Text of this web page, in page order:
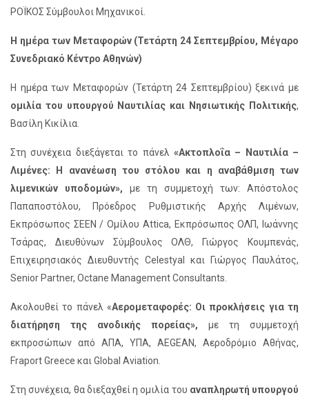
ΡΟΪΚΟΣ Σύμβουλοι Μηχανικοί.
Η ημέρα των Μεταφορών (Τετάρτη 24 Σεπτεμβρίου, Μέγαρο
Συνεδριακό Κέντρο Αθηνών)
Η ημέρα των Μεταφορών (Τετάρτη 24 Σεπτεμβρίου) ξεκινά με
ομιλία του υπουργού Ναυτιλίας και Νησιωτικής Πολιτικής,
Βασίλη Κικίλια.
Στη συνέχεια διεξάγεται το πάνελ «Ακτοπλοΐα – Ναυτιλία –
Λιμένες: Η ανανέωση του στόλου και η αναβάθμιση των
λιμενικών υποδομών», με τη συμμετοχή των: Απόστολος
Παπαποστόλου, Πρόεδρος Ρυθμιστικής Αρχής Λιμένων,
Εκπρόσωπος ΣΕΕΝ / Ομίλου Attica, Εκπρόσωπος ΟΛΠ, Ιωάννης
Τσάρας, Διευθύνων Σύμβουλος ΟΛΘ, Γιώργος Κουμπενάς,
Επιχειρησιακός Διευθυντής Celestyal και Γιώργος Παυλάτος,
Senior Partner, Octane Management Consultants.
Ακολουθεί το πάνελ «Αερομεταφορές: Οι προκλήσεις για τη
διατήρηση της ανοδικής πορείας», με τη συμμετοχή
εκπροσώπων από ΑΠΑ, ΥΠΑ, AEGEAN, Αεροδρόμιο Αθήνας,
Fraport Greece και Global Aviation.
Στη συνέχεια, θα διεξαχθεί η ομιλία του αναπληρωτή υπουργού